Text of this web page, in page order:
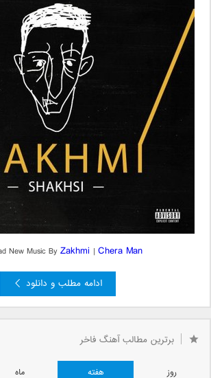
New Music ByZakhmi | Chera Man
ادامه مطلب و دانلود
برترین مطالب آهنگ فاخر
روز هفته ماه